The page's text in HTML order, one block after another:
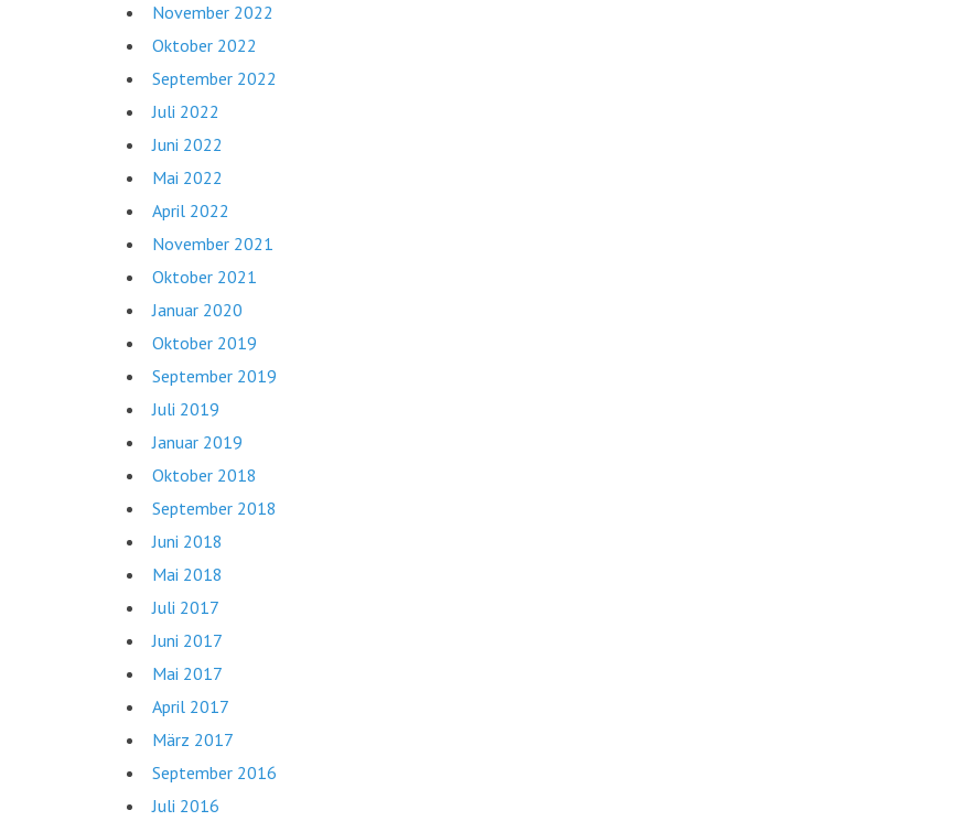
November 2022
Oktober 2022
September 2022
Juli 2022
Juni 2022
Mai 2022
April 2022
November 2021
Oktober 2021
Januar 2020
Oktober 2019
September 2019
Juli 2019
Januar 2019
Oktober 2018
September 2018
Juni 2018
Mai 2018
Juli 2017
Juni 2017
Mai 2017
April 2017
März 2017
September 2016
Juli 2016